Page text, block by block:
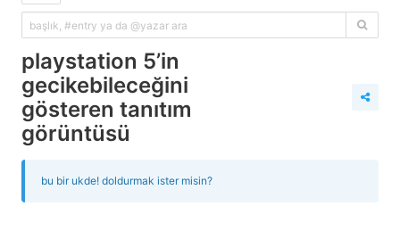
playstation 5’in
gecikebileceğini
gösteren tanıtım
görüntüsü
bu bir ukde! doldurmak ister misin?